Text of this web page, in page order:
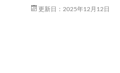
更新日：2025年12月12日